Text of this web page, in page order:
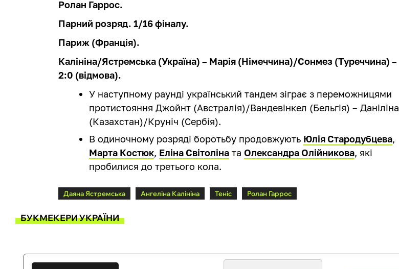
Ролан Гаррос.
Парний розряд. 1/16 фіналу.
Париж (Франція).
Калініна/Ястремська (Україна) – Марія (Німеччина)/Сонмез (Туреччина) –
2:0 (відмова).
У наступному раунді український тандем зіграє з переможницями
протистояння Джойнт (Австралія)/Вандевінкел (Бельгія) – Даніліна
(Казахстан)/Круніч (Сербія).
В одиночному розряді боротьбу продовжують Юлія Стародубцева,
Марта Костюк, Еліна Світоліна та Олександра Олійникова, які
пробилися до третього кола.
Даяна Ястремська Ангеліна Калініна Теніс Ролан Гаррос
БУКМЕКЕРИ УКРАЇНИ